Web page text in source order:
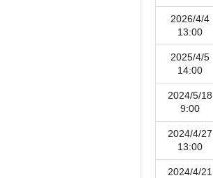
2026/4/4
13:00
2025/4/5
14:00
2024/5/18
9:00
2024/4/27
13:00
2024/4/21